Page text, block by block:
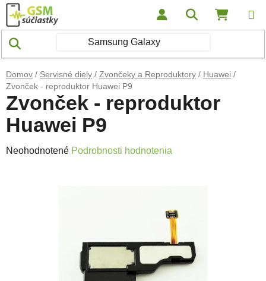
Prejsť na obsah Hľadať
Domov / Servisné diely / Zvončeky a Reproduktory / Huawei /
Zvonček - reproduktor Huawei P9
Zvonček - reproduktor
Huawei P9
Priemerné hodnotenie produktu je 0,0 z 5 hviezdičiek.
Neohodnotené Podrobnosti hodnotenia